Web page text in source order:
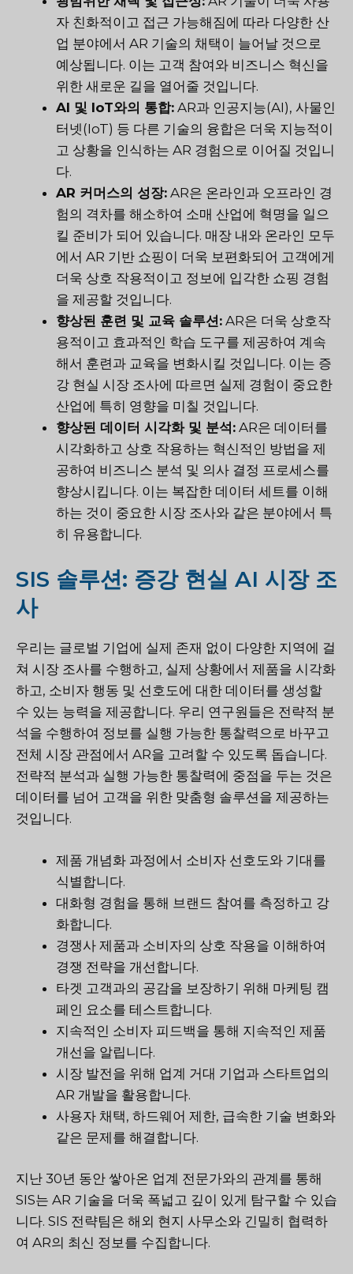
자 친화적이고 접근 가능해짐에 따라 다양한 산
업 분야에서 AR 기술의 채택이 늘어날 것으로
예상됩니다. 이는 고객 참여와 비즈니스 혁신을
위한 새로운 길을 열어줄 것입니다.
AI 및 IoT와의 통합: AR과 인공지능(AI), 사물인
터넷(IoT) 등 다른 기술의 융합은 더욱 지능적이
고 상황을 인식하는 AR 경험으로 이어질 것입니
다.
AR 커머스의 성장: AR은 온라인과 오프라인 경
험의 격차를 해소하여 소매 산업에 혁명을 일으
킬 준비가 되어 있습니다. 매장 내와 온라인 모두
에서 AR 기반 쇼핑이 더욱 보편화되어 고객에게
더욱 상호 작용적이고 정보에 입각한 쇼핑 경험
을 제공할 것입니다.
향상된 훈련 및 교육 솔루션: AR은 더욱 상호작
용적이고 효과적인 학습 도구를 제공하여 계속
해서 훈련과 교육을 변화시킬 것입니다. 이는 증
강 현실 시장 조사에 따르면 실제 경험이 중요한
산업에 특히 영향을 미칠 것입니다.
향상된 데이터 시각화 및 분석: AR은 데이터를
시각화하고 상호 작용하는 혁신적인 방법을 제
공하여 비즈니스 분석 및 의사 결정 프로세스를
향상시킵니다. 이는 복잡한 데이터 세트를 이해
하는 것이 중요한 시장 조사와 같은 분야에서 특
히 유용합니다.
SIS 솔루션: 증강 현실 AI 시장 조
사
우리는 글로벌 기업에 실제 존재 없이 다양한 지역에 걸
쳐 시장 조사를 수행하고, 실제 상황에서 제품을 시각화
하고, 소비자 행동 및 선호도에 대한 데이터를 생성할
수 있는 능력을 제공합니다. 우리 연구원들은 전략적 분
석을 수행하여 정보를 실행 가능한 통찰력으로 바꾸고
전체 시장 관점에서 AR을 고려할 수 있도록 돕습니다.
전략적 분석과 실행 가능한 통찰력에 중점을 두는 것은
데이터를 넘어 고객을 위한 맞춤형 솔루션을 제공하는
것입니다.
제품 개념화 과정에서 소비자 선호도와 기대를
식별합니다.
대화형 경험을 통해 브랜드 참여를 측정하고 강
화합니다.
경쟁사 제품과 소비자의 상호 작용을 이해하여
경쟁 전략을 개선합니다.
타겟 고객과의 공감을 보장하기 위해 마케팅 캠
페인 요소를 테스트합니다.
지속적인 소비자 피드백을 통해 지속적인 제품
개선을 알립니다.
시장 발전을 위해 업계 거대 기업과 스타트업의
AR 개발을 활용합니다.
사용자 채택, 하드웨어 제한, 급속한 기술 변화와
같은 문제를 해결합니다.
지난 30년 동안 쌓아온 업계 전문가와의 관계를 통해
SIS는 AR 기술을 더욱 폭넓고 깊이 있게 탐구할 수 있습
니다. SIS 전략팀은 해외 현지 사무소와 긴밀히 협력하
여 AR의 최신 정보를 수집합니다.